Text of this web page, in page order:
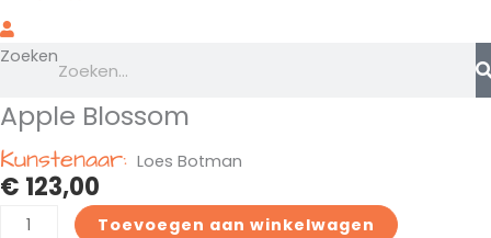
Zoeken
Apple Blossom
Kunstenaar: Loes Botman
€ 123,00
Apple
Blossom
aantal
Toevoegen aan winkelwagen
Prijsklasse:
€ 210,00
€ 350,00
Dit
product
heeft
meerdere
variaties.
Prijsklasse:
€ 750,00
€ 995,00
Dit
product
heeft
meerdere
variaties.
Prijsklasse:
€ 210,00
€ 275,00
Dit
product
heeft
meerdere
variaties.
Prijsklasse:
€ 195,00
€ 325,00
Dit
product
heeft
meerdere
variaties.